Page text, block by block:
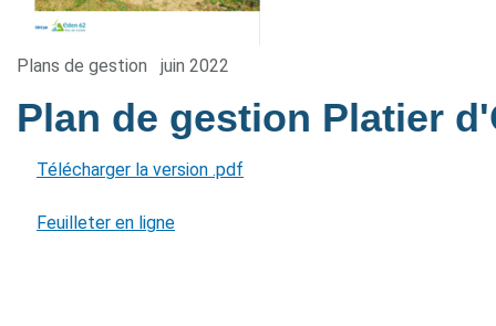
Plans de gestion juin 2022
Plan de gestion Platier
Télécharger la version .pdf
Feuilleter en ligne